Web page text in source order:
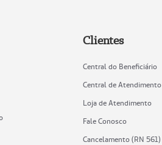
Clientes
Central do Beneficiário
Central de Atendimento
Loja de Atendimento
Fale Conosco
Cancelamento (RN 561)